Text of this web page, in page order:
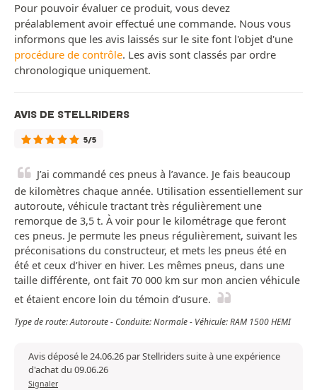
Pour pouvoir évaluer ce produit, vous devez
préalablement avoir effectué une commande. Nous vous
informons que les avis laissés sur le site font l'objet d'une
procédure de contrôle. Les avis sont classés par ordre
chronologique uniquement.
AVIS DE STELLRIDERS
5/5
J’ai commandé ces pneus à l’avance. Je fais beaucoup
de kilomètres chaque année. Utilisation essentiellement sur
autoroute, véhicule tractant très régulièrement une
remorque de 3,5 t. À voir pour le kilométrage que feront
ces pneus. Je permute les pneus régulièrement, suivant les
préconisations du constructeur, et mets les pneus été en
été et ceux d’hiver en hiver. Les mêmes pneus, dans une
taille différente, ont fait 70 000 km sur mon ancien véhicule
et étaient encore loin du témoin d’usure.
Type de route: Autoroute - Conduite: Normale - Véhicule: RAM 1500 HEMI
Avis déposé le 24.06.26 par Stellriders suite à une expérience
d'achat du 09.06.26
Signaler